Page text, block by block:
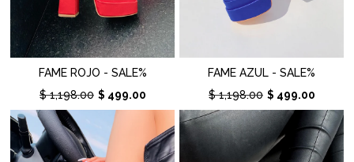
FAME ROJO - SALE%
$ 1,198.00 $ 499.00
FAME AZUL - SALE%
$ 1,198.00 $ 499.00